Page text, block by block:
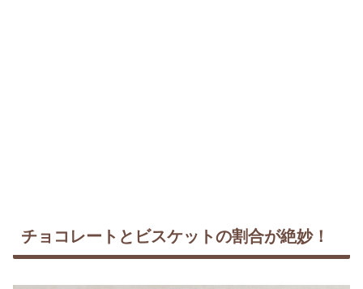
チョコレートとビスケットの割合が絶妙！